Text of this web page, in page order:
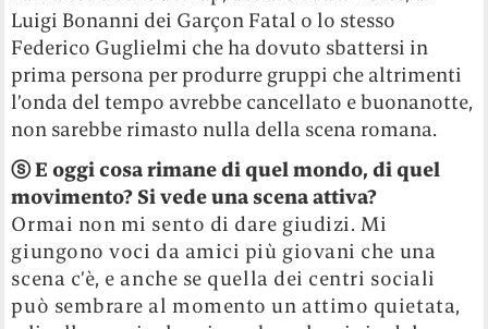
Luigi Bonanni dei Garçon Fatal o lo stesso
Federico Guglielmi che ha dovuto sbattersi in
prima persona per produrre gruppi che altrimenti
l’onda del tempo avrebbe cancellato e buonanotte,
non sarebbe rimasto nulla della scena romana.
ⓢE oggi cosa rimane di quel mondo, di quel
movimento? Si vede una scena attiva?
Ormai non mi sento di dare giudizi. Mi
giungono voci da amici più giovani che una
scena c’è, e anche se quella dei centri sociali
può sembrare al momento un attimo quietata,